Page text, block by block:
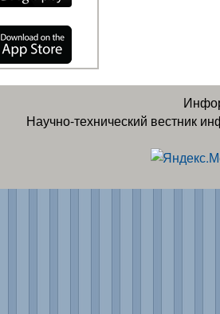
Научно-технический вестник